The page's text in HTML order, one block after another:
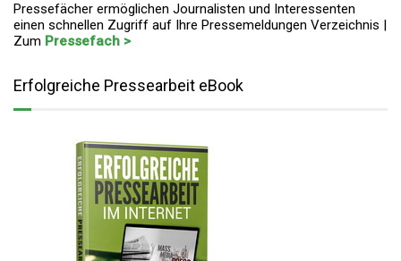
Pressefächer ermöglichen Journalisten und Interessenten
einen schnellen Zugriff auf Ihre Pressemeldungen Verzeichnis |
Zum Pressefach >
Erfolgreiche Pressearbeit eBook